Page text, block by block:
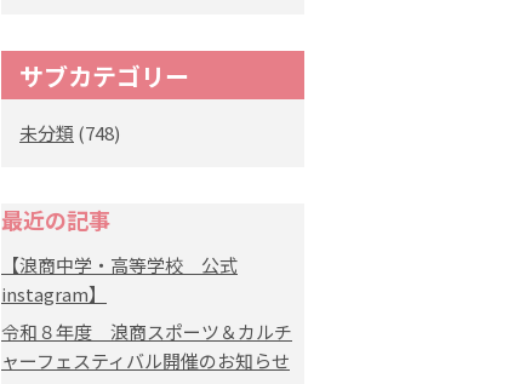
サブカテゴリー
未分類 (748)
最近の記事
【浪商中学・高等学校 公式
instagram】
令和８年度 浪商スポーツ＆カルチ
ャーフェスティバル開催のお知らせ